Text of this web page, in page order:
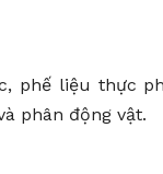
phế liệu thực
phân động vật.